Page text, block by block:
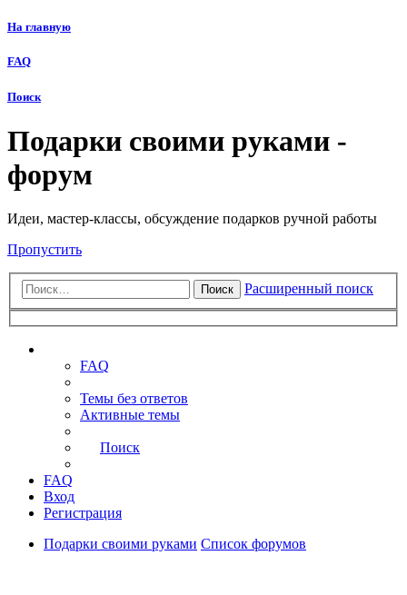
На главную
FAQ
Поиск
Подарки своими руками -
форум
Идеи, мастер-классы, обсуждение подарков ручной работы
Пропустить
Поиск Расширенный поиск
FAQ
Темы без ответов
Активные темы
Поиск
FAQ
Вход
Регистрация
Подарки своими руками Список форумов